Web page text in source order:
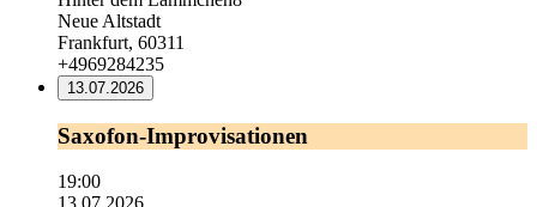
Neue Altstadt
Frankfurt, 60311
+4969284235
13.07.2026
Saxofon-
Improvisationen
Saxofon-Improvisationen
19:00